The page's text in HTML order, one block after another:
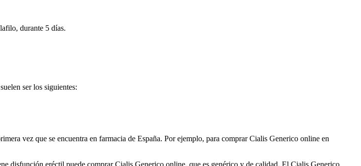
durante 5 días.
ser los siguientes:
vez que se encuentra en farmacia de España. Por ejemplo, para comprar Cialis Generico online en